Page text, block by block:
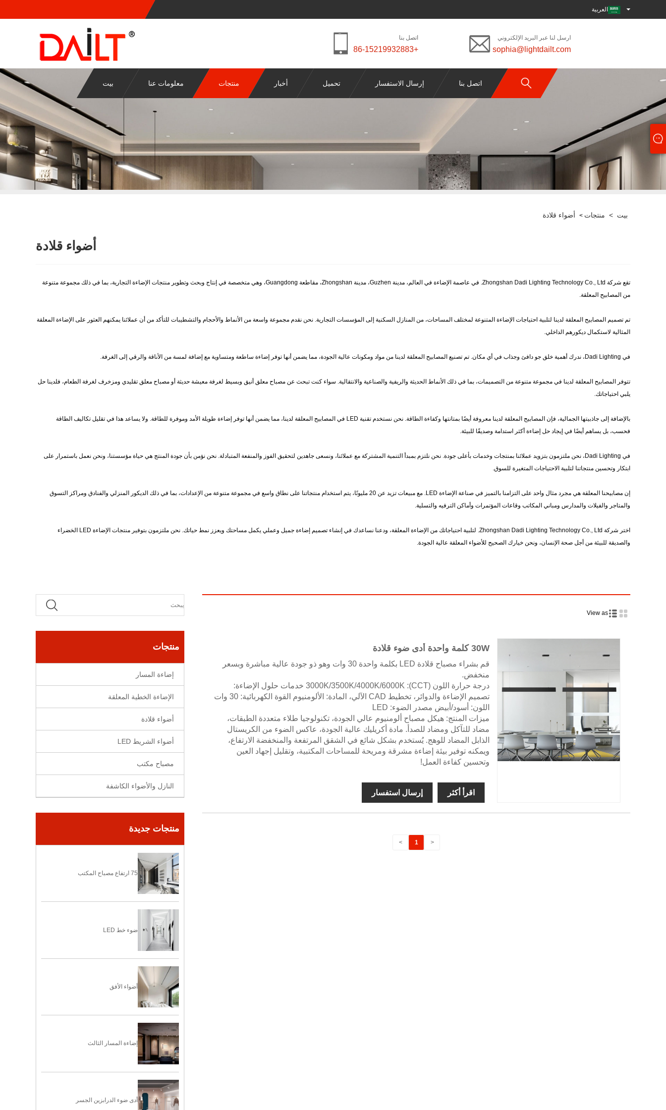
العربية
اتصل بنا
+86-15219932883
ارسل لنا عبر البريد الإلكتروني
sophia@lightdailt.com
بيت معلومات عنا منتجات أخبار تحميل إرسال الاستفسار اتصل بنا
بيت > منتجات > أضواء قلادة
أضواء قلادة
تقع شركة Zhongshan Dadi Lighting Technology Co., Ltd. في عاصمة الإضاءة في العالم، مدينة Guzhen، مدينة Zhongshan، مقاطعة Guangdong، وهي متخصصة في إنتاج وبحث وتطوير منتجات الإضاءة التجارية، بما في ذلك مجموعة متنوعة
من المصابيح المعلقة.
تم تصميم المصابيح المعلقة لدينا لتلبية احتياجات الإضاءة المتنوعة لمختلف المساحات، من المنازل السكنية إلى المؤسسات التجارية. نحن نقدم مجموعة واسعة من الأنماط والأحجام والتشطيبات للتأكد من أن عملائنا يمكنهم العثور على الإضاءة المعلقة
المثالية لاستكمال ديكورهم الداخلي.
في Dadi Lighting، ندرك أهمية خلق جو دافئ وجذاب في أي مكان. تم تصنيع المصابيح المعلقة لدينا من مواد ومكونات عالية الجودة، مما يضمن أنها توفر إضاءة ساطعة ومتساوية مع إضافة لمسة من الأناقة والرقي إلى الغرفة.
تتوفر المصابيح المعلقة لدينا في مجموعة متنوعة من التصميمات، بما في ذلك الأنماط الحديثة والريفية والصناعية والانتقالية. سواء كنت تبحث عن مصباح معلق أنيق وبسيط لغرفة معيشة حديثة أو مصباح معلق تقليدي ومزخرف لغرفة الطعام، فلدينا حل
يلبي احتياجاتك.
بالإضافة إلى جاذبيتها الجمالية، فإن المصابيح المعلقة لدينا معروفة أيضًا بمتانتها وكفاءة الطاقة. نحن نستخدم تقنية LED في المصابيح المعلقة لدينا، مما يضمن أنها توفر إضاءة طويلة الأمد وموفرة للطاقة. ولا يساعد هذا في تقليل تكاليف الطاقة
فحسب، بل يساهم أيضًا في إيجاد حل إضاءة أكثر استدامة وصديقًا للبيئة.
في Dadi Lighting، نحن ملتزمون بتزويد عملائنا بمنتجات وخدمات بأعلى جودة. نحن نلتزم بمبدأ التنمية المشتركة مع عملائنا، ونسعى جاهدين لتحقيق الفوز والمنفعة المتبادلة. نحن نؤمن بأن جودة المنتج هي حياة مؤسستنا، ونحن نعمل باستمرار على
ابتكار وتحسين منتجاتنا لتلبية الاحتياجات المتغيرة للسوق.
إن مصابيحنا المعلقة هي مجرد مثال واحد على التزامنا بالتميز في صناعة الإضاءة LED. مع مبيعات تزيد عن 20 مليونًا، يتم استخدام منتجاتنا على نطاق واسع في مجموعة متنوعة من الإعدادات، بما في ذلك الديكور المنزلي والفنادق ومراكز التسوق
والمتاجر والفيلات والمدارس ومباني المكاتب وقاعات المؤتمرات وأماكن الترفيه والتسلية.
اختر شركة Zhongshan Dadi Lighting Technology Co., Ltd. لتلبية احتياجاتك من الإضاءة المعلقة، ودعنا نساعدك في إنشاء تصميم إضاءة جميل وعملي يكمل مساحتك ويعزز نمط حياتك. نحن ملتزمون بتوفير منتجات الإضاءة LED الخضراء
والصديقة للبيئة من أجل صحة الإنسان، ونحن خيارك الصحيح للأضواء المعلقة عالية الجودة.
منتجات
إضاءة المسار
الإضاءة الخطية المعلقة
أضواء قلادة
أضواء الشريط LED
مصباح مكتب
النازل والأضواء الكاشفة
منتجات جديدة
75 ارتفاع مصباح المكتب
ضوء خط LED
أضواء الأفق
إضاءة المسار الثالث
أدى ضوء الدرابزين الجسر
View as
30W كلمة واحدة أدى ضوء قلادة
قم بشراء مصباح قلادة LED بكلمة واحدة 30 وات وهو ذو جودة عالية مباشرة وبسعر
منخفض.
درجة حرارة اللون (CCT): 3000K/3500K/4000K/6000K خدمات حلول الإضاءة:
تصميم الإضاءة والدوائر، تخطيط CAD الآلي، المادة: الألومنيوم القوة الكهربائية: 30 وات
اللون: أسود/أبيض مصدر الضوء: LED
ميزات المنتج: هيكل مصباح ألومنيوم عالي الجودة، تكنولوجيا طلاء متعددة الطبقات،
مضاد للتآكل ومضاد للصدأ. مادة أكريليك عالية الجودة، عاكس الضوء من الكريستال
الذابل المضاد للوهج. يُستخدم بشكل شائع في الشقق المرتفعة والمنخفضة الارتفاع،
ويمكنه توفير بيئة إضاءة مشرقة ومريحة للمساحات المكتبية، وتقليل إجهاد العين
وتحسين كفاءة العمل!
اقرأ أكثر إرسال استفسار
<
1
>